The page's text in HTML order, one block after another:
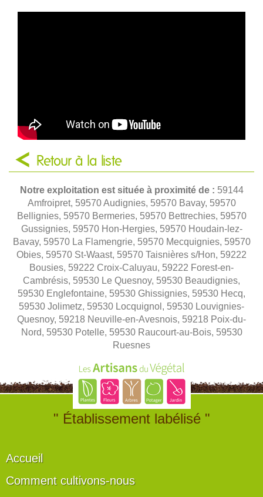
Retour à la liste
Notre exploitation est située à proximité de : 59144
Amfroipret, 59570 Audignies, 59570 Bavay, 59570
Bellignies, 59570 Bermeries, 59570 Bettrechies, 59570
Gussignies, 59570 Hon-Hergies, 59570 Houdain-lez-
Bavay, 59570 La Flamengrie, 59570 Mecquignies, 59570
Obies, 59570 St-Waast, 59570 Taisnières s/Hon, 59222
Bousies, 59222 Croix-Caluyau, 59222 Forest-en-
Cambrésis, 59530 Le Quesnoy, 59530 Beaudignies,
59530 Englefontaine, 59530 Ghissignies, 59530 Hecq,
59530 Jolimetz, 59530 Locquignol, 59530 Louvignies-
Quesnoy, 59218 Neuville-en-Avesnois, 59218 Poix-du-
Nord, 59530 Potelle, 59530 Raucourt-au-Bois, 59530
Ruesnes
" Établissement labélisé "
Accueil
Comment cultivons-nous